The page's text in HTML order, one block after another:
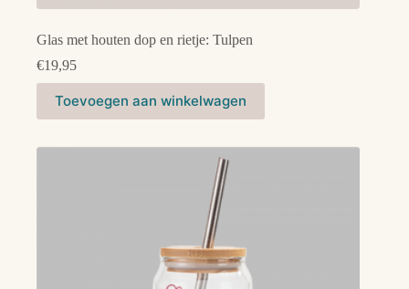
Glas met houten dop en rietje: Tulpen
€19,95
Toevoegen aan winkelwagen